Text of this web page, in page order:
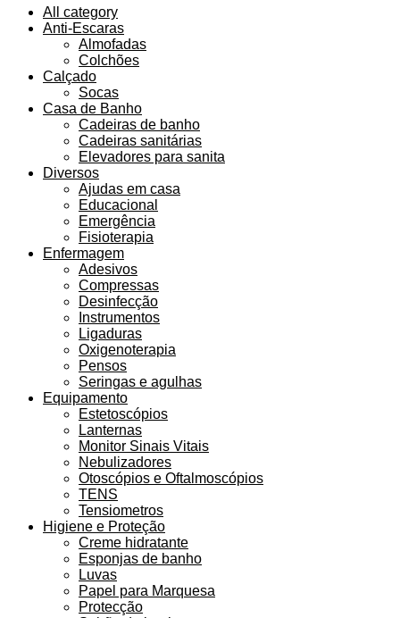
All category
Anti-Escaras
Almofadas
Colchões
Calçado
Socas
Casa de Banho
Cadeiras de banho
Cadeiras sanitárias
Elevadores para sanita
Diversos
Ajudas em casa
Educacional
Emergência
Fisioterapia
Enfermagem
Adesivos
Compressas
Desinfecção
Instrumentos
Ligaduras
Oxigenoterapia
Pensos
Seringas e agulhas
Equipamento
Estetoscópios
Lanternas
Monitor Sinais Vitais
Nebulizadores
Otoscópios e Oftalmoscópios
TENS
Tensiometros
Higiene e Proteção
Creme hidratante
Esponjas de banho
Luvas
Papel para Marquesa
Protecção